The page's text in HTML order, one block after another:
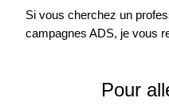
Si vous cherchez un
campagnes ADS, je vous
Pour